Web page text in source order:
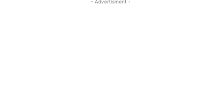
- Advertisment -